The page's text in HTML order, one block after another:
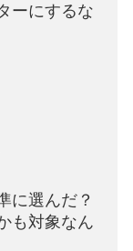
ーにするな
に選んだ？
も対象なん